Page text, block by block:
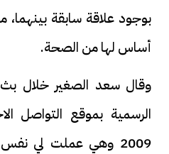
بوجود علاقة سابقة بينهما،
أساس لها من الصحة.
وقال سعد الصغير خلال
الرسمية بموقع التواصل
2009 وهي عملت لي